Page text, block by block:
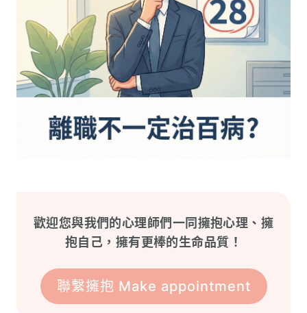
歡迎您與我們的心理師們一同擁抱心理、擁
抱自己，擁有更棒的生命品質！
聯繫擁抱 Make appointment